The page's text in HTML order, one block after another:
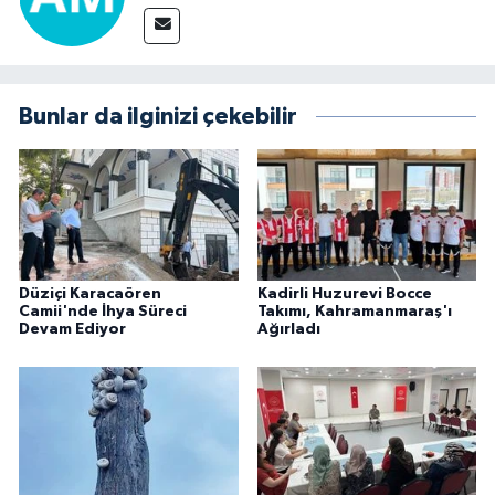
Bunlar da ilginizi çekebilir
Düziçi Karacaören
Camii'nde İhya Süreci
Devam Ediyor
Kadirli Huzurevi Bocce
Takımı, Kahramanmaraş'ı
Ağırladı